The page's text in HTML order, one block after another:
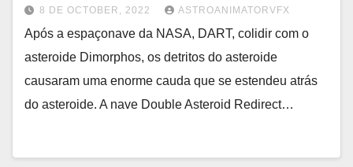
8 DE OCTOBER, 2022 ASTROANIMATORVFX
Após a espaçonave da NASA, DART, colidir com o
asteroide Dimorphos, os detritos do asteroide
causaram uma enorme cauda que se estendeu atrás
do asteroide. A nave Double Asteroid Redirect…